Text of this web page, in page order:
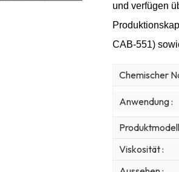
und verfügen
CAB-551)
Chemischer
Anwendung :
Viskosität :